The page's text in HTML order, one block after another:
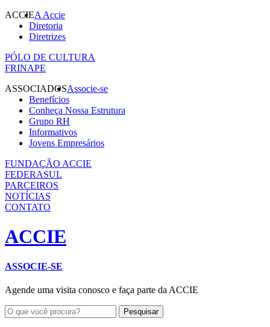
ACCIEA Accie
Diretoria
Diretrizes
PÓLO DE CULTURA
FRINAPE
ASSOCIADOSAssocie-se
Benefícios
Conheça Nossa Estrutura
Grupo RH
Informativos
Jovens Empresários
FUNDAÇÃO ACCIE
FEDERASUL
PARCEIROS
NOTÍCIAS
CONTATO
ACCIE
ASSOCIE-SE
Agende uma visita conosco e faça parte da ACCIE